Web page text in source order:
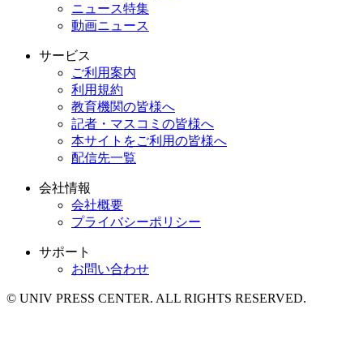
ニュース特集
動画ニュース
サービス
ご利用案内
利用規約
教育機関の皆様へ
記者・マスコミの皆様へ
本サイトをご利用の皆様へ
配信先一覧
会社情報
会社概要
プライバシーポリシー
サポート
お問い合わせ
© UNIV PRESS CENTER. ALL RIGHTS RESERVED.